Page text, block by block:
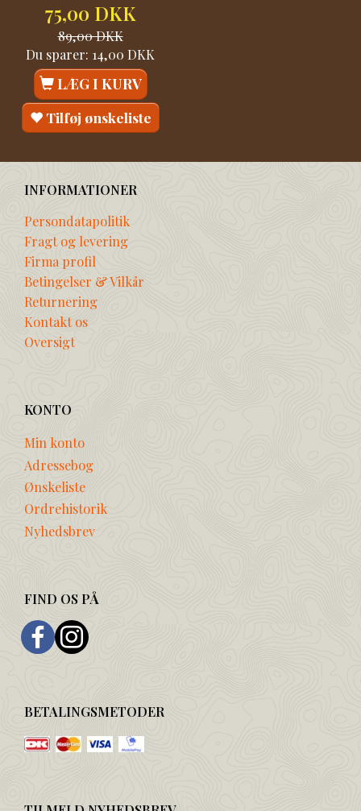
75,00 DKK
89,00 DKK
Du sparer: 14,00 DKK
LÆG I KURV
Tilføj ønskeliste
INFORMATIONER
Persondatapolitik
Fragt og levering
Firma profil
Betingelser & Vilkår
Returnering
Kontakt os
Oversigt
KONTO
Min konto
Adressebog
Ønskeliste
Ordrehistorik
Nyhedsbrev
FIND OS PÅ
BETALINGSMETODER